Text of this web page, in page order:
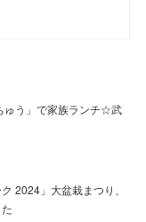
ゅう」で家族ランチ☆武
2024」大盆栽まつり、